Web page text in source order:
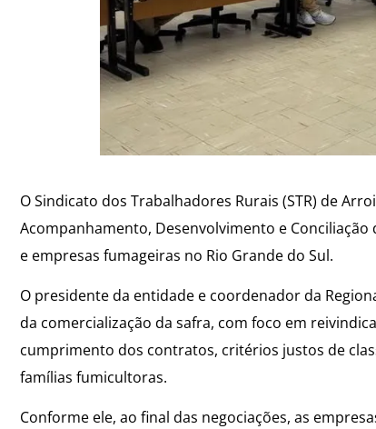
O Sindicato dos Trabalhadores Rurais (STR) de
Acompanhamento, Desenvolvimento e
e empresas fumageiras no Rio Grande do Sul.
O presidente da entidade e coordenador da
da comercialização da safra, com foco em
cumprimento dos contratos, critérios justos de
famílias fumicultoras.
Conforme ele, ao final das negociações, as